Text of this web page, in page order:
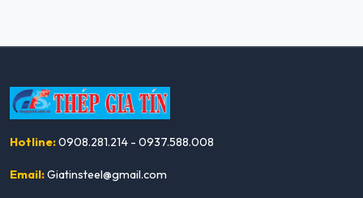
Hotline:0908.281.214 - 0937.588.008
Email:Giatinsteel@gmail.com